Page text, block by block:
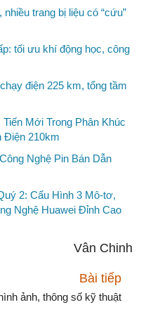
trang bị liệu có “cứu”
tối ưu khí động học, công
điện 225 km, tổng tầm
Mới Trong Phân Khúc
Điện 210km
Nghệ Pin Bán Dẫn
2: Cấu Hình 3 Mô-tơ,
Nghệ Huawei Đỉnh Cao
Vân Chinh
Bài tiếp
ảnh, thông số kỹ thuật